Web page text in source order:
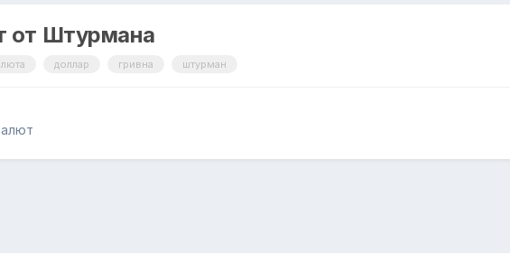
от Штурмана
доллар гривна штурман